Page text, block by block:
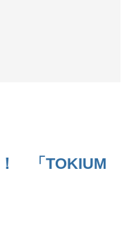
！ 「TOKIUM